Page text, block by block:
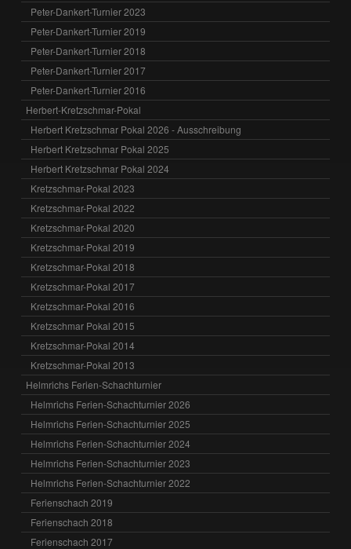
Peter-Dankert-Turnier 2023
Peter-Dankert-Turnier 2019
Peter-Dankert-Turnier 2018
Peter-Dankert-Turnier 2017
Peter-Dankert-Turnier 2016
Herbert-Kretzschmar-Pokal
Herbert Kretzschmar Pokal 2026 - Ausschreibung
Herbert Kretzschmar Pokal 2025
Herbert Kretzschmar Pokal 2024
Kretzschmar-Pokal 2023
Kretzschmar-Pokal 2022
Kretzschmar-Pokal 2020
Kretzschmar-Pokal 2019
Kretzschmar-Pokal 2018
Kretzschmar-Pokal 2017
Kretzschmar-Pokal 2016
Kretzschmar Pokal 2015
Kretzschmar-Pokal 2014
Kretzschmar-Pokal 2013
Helmrichs Ferien-Schachturnier
Helmrichs Ferien-Schachturnier 2026
Helmrichs Ferien-Schachturnier 2025
Helmrichs Ferien-Schachturnier 2024
Helmrichs Ferien-Schachturnier 2023
Helmrichs Ferien-Schachturnier 2022
Ferienschach 2019
Ferienschach 2018
Ferienschach 2017